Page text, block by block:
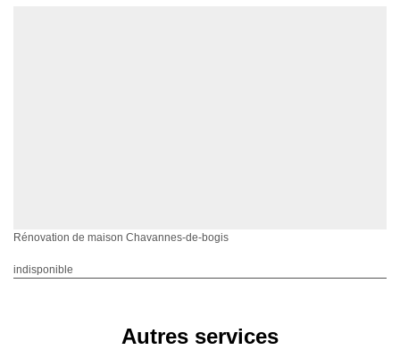
Rénovation de maison Chavannes-de-bogis
indisponible
Autres services